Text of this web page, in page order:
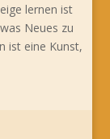
lernen ist
Neues zu
ist eine Kunst,